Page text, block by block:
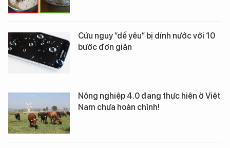
Cứu nguy “dế yêu” bị dính nước với 10
bước đơn giản
Nông nghiệp 4.0 đang thực hiện ở Việt
Nam chưa hoàn chỉnh!